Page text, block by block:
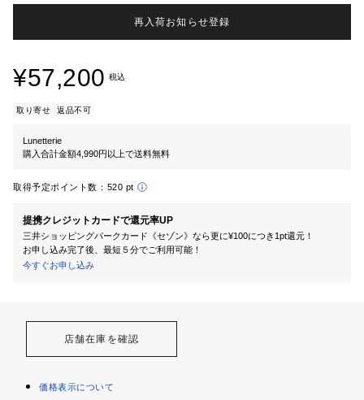
再入荷お知らせ登録
¥57,200 税込
取り寄せ 返品不可
Lunetterie
購入合計金額4,990円以上で送料無料
取得予定ポイント数： 520 pt
提携クレジットカードで還元率UP
三井ショッピングパークカード《セゾン》なら更に¥100につき1pt還元！
お申し込み完了後、最短５分でご利用可能！
今すぐお申し込み
店舗在庫を確認
価格表示について